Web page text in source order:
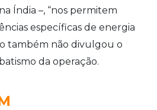
Índia –, “nos permitem
específicas de energia
também não divulgou o
da operação.